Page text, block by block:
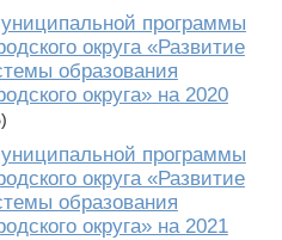
программы
округа «Развитие
образования
округа» на 2020
программы
округа «Развитие
образования
округа» на 2021